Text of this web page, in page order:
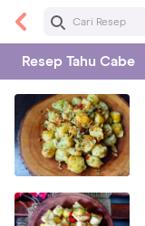
Resep Tahu Cabe